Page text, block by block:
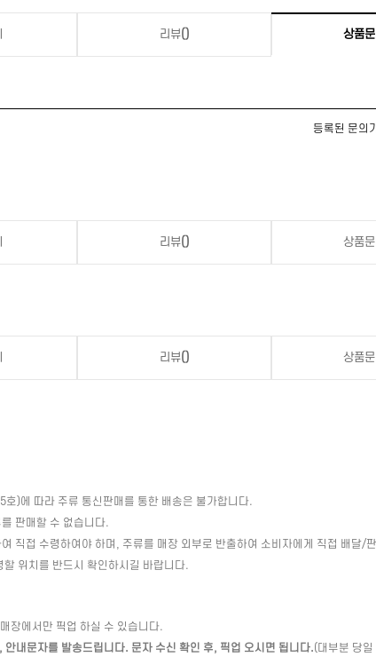
리뷰() 상품문
등록된 문의
리뷰() 상품
리뷰() 상품
호)에 따라 주류 통신판매를 통한 배송은 불가합니다.
판매할 수 없습니다.
직접 수령하여야 하며, 주류를 매장 외부로 반출하여 소비자에게 직접 배달/
할 위치를 반드시 확인하시길 바랍니다.
장에서만 픽업 하실 수 있습니다.
안내문자를 발송드립니다. 문자 수신 확인 후, 픽업 오시면 됩니다.(대부분 당